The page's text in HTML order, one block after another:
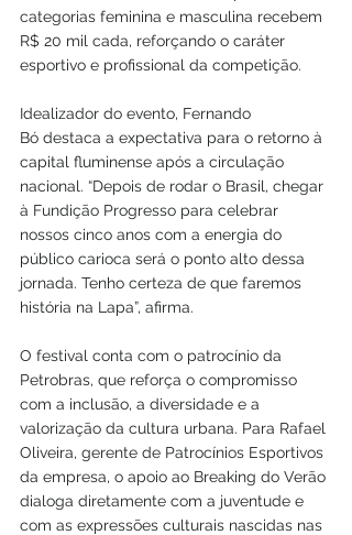
categorias feminina e masculina recebem
R$ 20 mil cada, reforçando o caráter
esportivo e profissional da competição.
Idealizador do evento, Fernando
Bó destaca a expectativa para o retorno à
capital fluminense após a circulação
nacional. “Depois de rodar o Brasil, chegar
à Fundição Progresso para celebrar
nossos cinco anos com a energia do
público carioca será o ponto alto dessa
jornada. Tenho certeza de que faremos
história na Lapa”, afirma.
O festival conta com o patrocínio da
Petrobras, que reforça o compromisso
com a inclusão, a diversidade e a
valorização da cultura urbana. Para Rafael
Oliveira, gerente de Patrocínios Esportivos
da empresa, o apoio ao Breaking do Verão
dialoga diretamente com a juventude e
com as expressões culturais nascidas nas